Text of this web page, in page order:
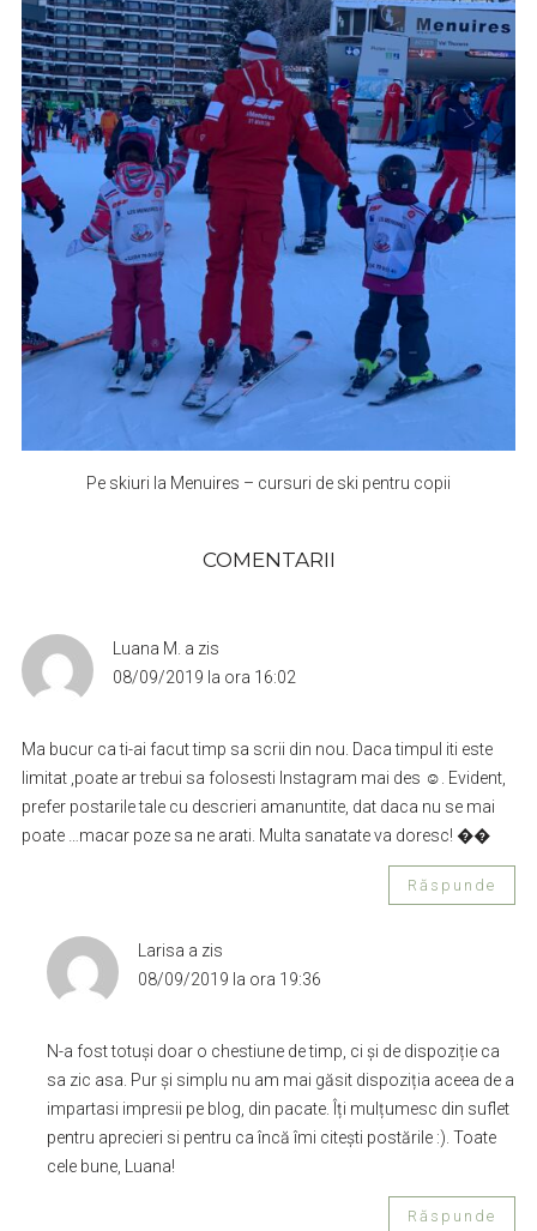
Pe skiuri la Menuires – cursuri de ski pentru copii
COMENTARII
Luana M. a zis
08/09/2019 la ora 16:02
Ma bucur ca ti-ai facut timp sa scrii din nou. Daca timpul iti este
limitat ,poate ar trebui sa folosesti Instagram mai des ☺. Evident,
prefer postarile tale cu descrieri amanuntite, dat daca nu se mai
poate …macar poze sa ne arati. Multa sanatate va doresc! ��
Răspunde
Larisa a zis
08/09/2019 la ora 19:36
N-a fost totuși doar o chestiune de timp, ci și de dispoziție ca
sa zic asa. Pur și simplu nu am mai găsit dispoziția aceea de a
impartasi impresii pe blog, din pacate. Îți mulțumesc din suflet
pentru aprecieri si pentru ca încă îmi citești postările :). Toate
cele bune, Luana!
Răspunde